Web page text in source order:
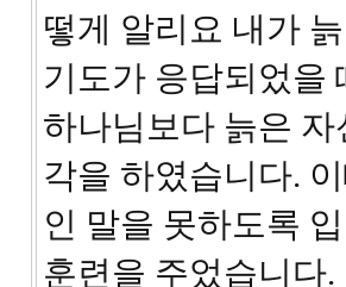
떻게 알리요 내가
기도가 응답되었을
하나님보다 늙은
각을 하였습니다.
인 말을 못하도록
훈련을 주었습니다